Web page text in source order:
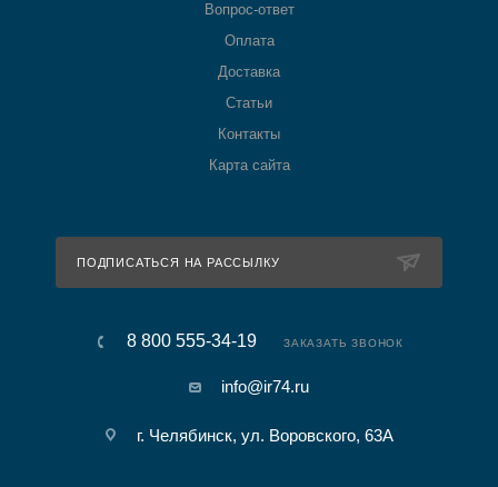
Вопрос-ответ
Оплата
Доставка
Статьи
Контакты
Карта сайта
ПОДПИСАТЬСЯ НА РАССЫЛКУ
8 800 555-34-19 ЗАКАЗАТЬ ЗВОНОК
info@ir74.ru
г. Челябинск, ул. Воровского, 63А